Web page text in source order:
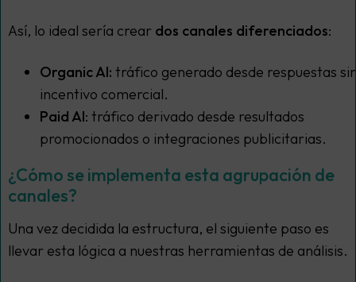
Así, lo ideal sería crear dos canales diferenciados:
Organic AI: tráfico generado desde respuestas
incentivo comercial.
Paid AI: tráfico derivado desde resultados
promocionados o integraciones publicitarias.
¿Cómo se implementa esta agrupación de
canales?
Una vez decidida la estructura, el siguiente paso es
llevar esta lógica a nuestras herramientas de análisis.